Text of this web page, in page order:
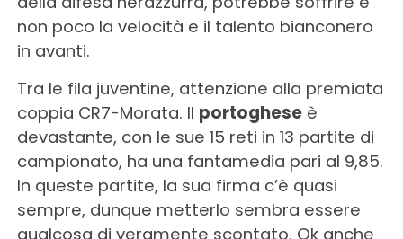
non poco la velocità e il talento bianconero
in avanti.
Tra le fila juventine, attenzione alla premiata
coppia CR7-Morata. Il portogheseè
devastante, con le sue 15 reti in 13 partite di
campionato, ha una fantamedia pari al 9,85.
In queste partite, la sua firma c’è quasi
sempre, dunque metterlo sembra essere
qualcosa di veramente scontato. Ok anche